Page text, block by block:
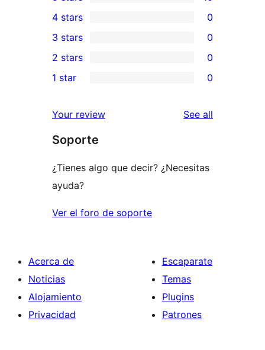
10
5-
star
reviews
4-
star
reviews
4 stars 0
0
3-
star
3 stars 0
2-
reviews
2 stars 0
star
reviews
1 star 0
Your review See all
Soporte
¿Tienes algo que decir? ¿Necesitas
ayuda?
Ver el foro de soporte
Acerca de
Noticias
Alojamiento
Privacidad
Escaparate
Temas
Plugins
Patrones